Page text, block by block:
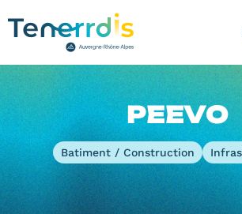
PEEVO
Batiment / Construction